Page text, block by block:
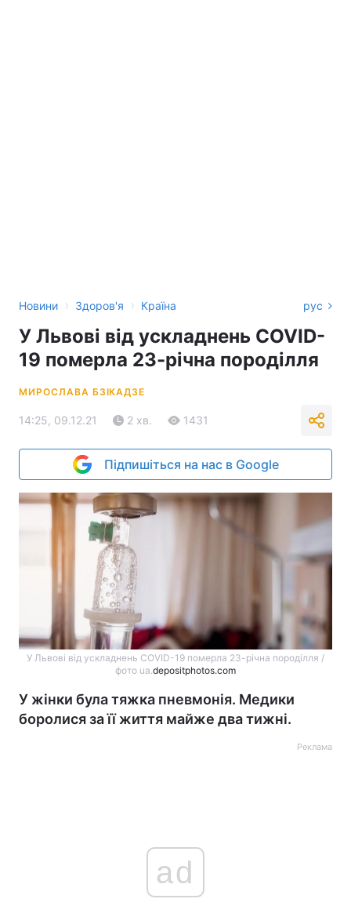
Новини › Здоров'я › Країна рус
У Львові від ускладнень COVID-
19 померла 23-річна породілля
МИРОСЛАВА БЗІКАДЗЕ
14:25, 09.12.21 2 хв. 1431
Підпишіться на нас в Google
У Львові від ускладнень COVID-19 померла 23-річна породілля /
фото ua.depositphotos.com
У жінки була тяжка пневмонія. Медики
боролися за її життя майже два тижні.
Реклама
ad